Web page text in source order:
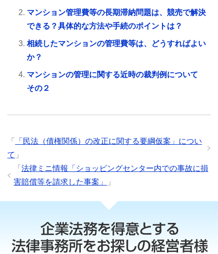
マンション管理費等の長期滞納問題は、競売で解決
できる？具体的な方法や手続のポイントは？
相続したマンションの管理費等は、どうすればよい
か？
マンションの管理に関する近時の裁判例について
その２
「
「民法（債権関係）の改正に関する要綱仮案」につい
て 」
「 法律ミニ情報「ショッピングセンター内での事故に損
害賠償等を請求した事案」
」